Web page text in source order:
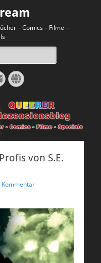
– Comics – Filme –
Website
von S.E.
Kommentar